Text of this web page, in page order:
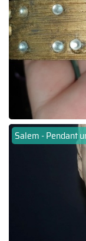
Salem - Pendant